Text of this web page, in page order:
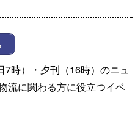
7時）・夕刊（16時）のニュ
流に関わる方に役立つイベ